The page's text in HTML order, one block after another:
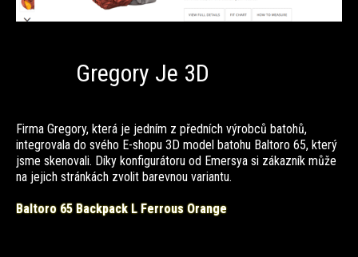
Gregory Je 3D
Firma Gregory, která je jedním z předních výrobců batohů,
integrovala do svého E-shopu 3D model batohu Baltoro 65, který
jsme skenovali. Díky konfigurátoru od Emersya si zákazník může
na jejich stránkách zvolit barevnou variantu.
Baltoro 65 Backpack L Ferrous Orange